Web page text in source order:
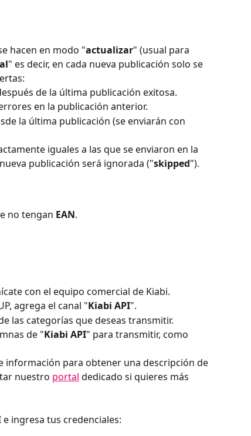
hacen en modo "actualizar" (usual para
" es decir, en cada nueva publicación solo se
de la última publicación exitosa.
en la publicación anterior.
la última publicación (se enviarán con
iguales a las que se enviaron en la
publicación será ignorada ("skipped").
no tengan EAN.
con el equipo comercial de Kiabi.
agrega el canal "Kiabi API".
las categorías que deseas transmitir.
de "Kiabi API" para transmitir, como
información para obtener una descripción de
nuestro portal dedicado si quieres más
ingresa tus credenciales: